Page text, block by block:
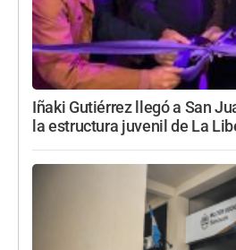
Iñaki Gutiérrez llegó a San
la estructura juvenil de La